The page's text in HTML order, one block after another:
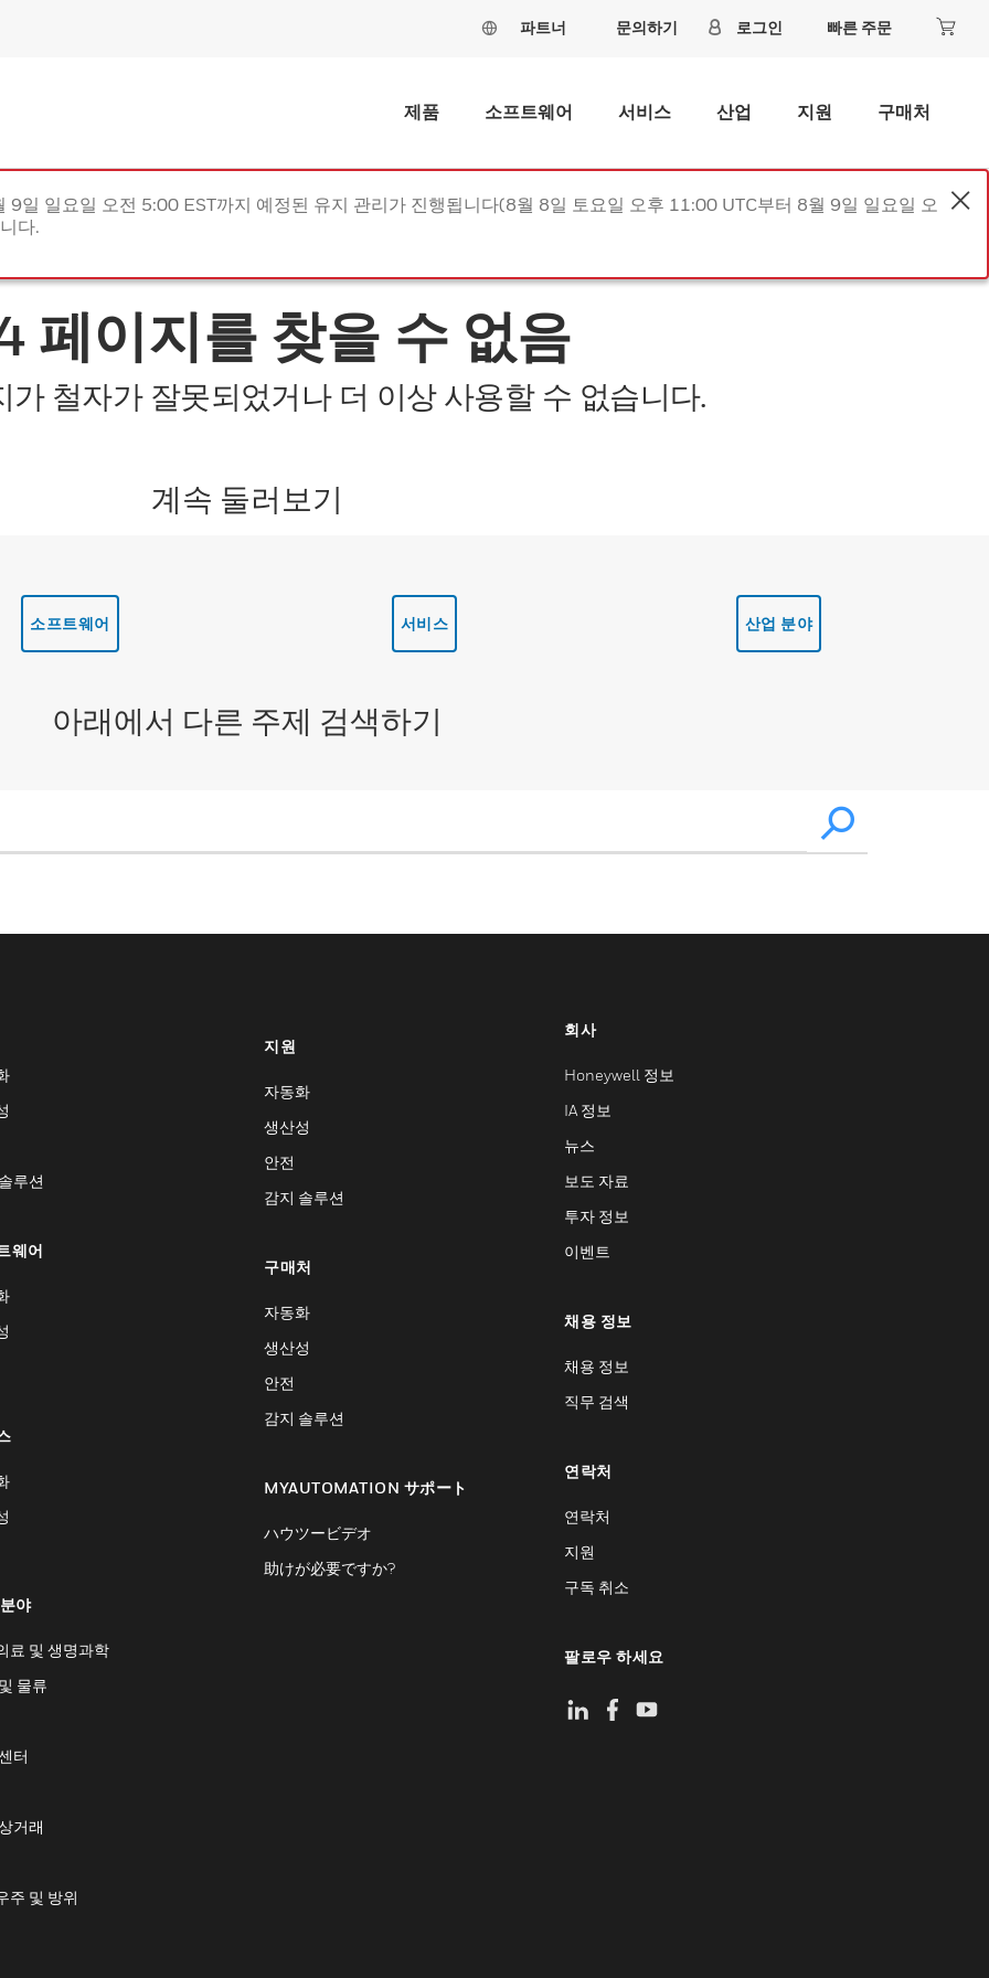
파트너 문의하기 로그인 빠른 주문
제품 소프트웨어 서비스 산업 지원 구매처
일 일요일 오전 5:00 EST까지 예정된 유지 관리가 진행됩니다(8월 8일 토요일 오후 11:00 UTC부터 8월 9일 일요일 오
다.
페이지를 찾을 수 없음
가 철자가 잘못되었거나 더 이상 사용할 수 없습니다.
계속 둘러보기
소프트웨어 서비스 산업 분야
아래에서 다른 주제 검색하기
루션
웨어
야
료 및 생명과학
물류
터
거래
주 및 방위
지원
자동화
생산성
안전
감지 솔루션
구매처
자동화
생산성
안전
감지 솔루션
MYAUTOMATION サポート
ハウツービデオ
助けが必要ですか?
회사
Honeywell 정보
IA 정보
뉴스
보도 자료
투자 정보
이벤트
채용 정보
채용 정보
직무 검색
연락처
연락처
지원
구독 취소
팔로우 하세요